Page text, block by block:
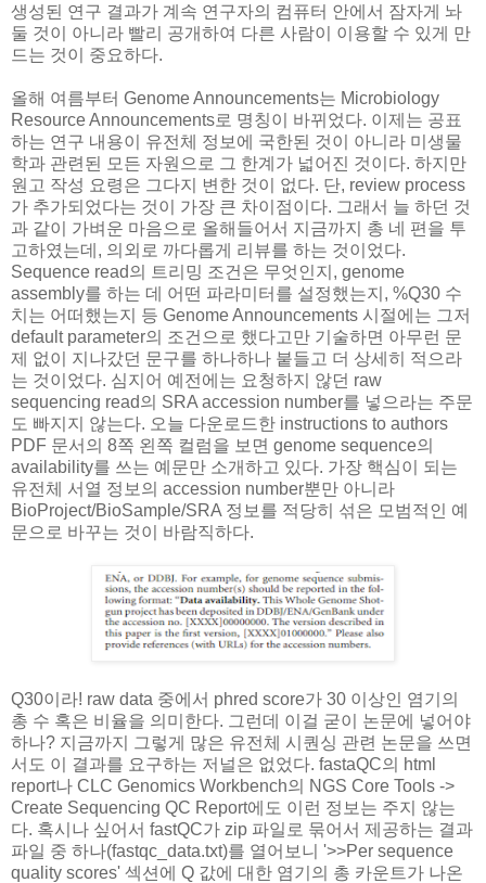
생성된 연구 결과가 계속 연구자의 컴퓨터 안에서 잠자게 놔
둘 것이 아니라 빨리 공개하여 다른 사람이 이용할 수 있게 만
드는 것이 중요하다.
올해 여름부터 Genome Announcements는 Microbiology
Resource Announcements로 명칭이 바뀌었다. 이제는 공표
하는 연구 내용이 유전체 정보에 국한된 것이 아니라 미생물
학과 관련된 모든 자원으로 그 한계가 넓어진 것이다. 하지만
원고 작성 요령은 그다지 변한 것이 없다. 단, review process
가 추가되었다는 것이 가장 큰 차이점이다. 그래서 늘 하던 것
과 같이 가벼운 마음으로 올해들어서 지금까지 총 네 편을 투
고하였는데, 의외로 까다롭게 리뷰를 하는 것이었다.
Sequence read의 트리밍 조건은 무엇인지, genome
assembly를 하는 데 어떤 파라미터를 설정했는지, %Q30 수
치는 어떠했는지 등 Genome Announcements 시절에는 그저
default parameter의 조건으로 했다고만 기술하면 아무런 문
제 없이 지나갔던 문구를 하나하나 붙들고 더 상세히 적으라
는 것이었다. 심지어 예전에는 요청하지 않던 raw
sequencing read의 SRA accession number를 넣으라는 주문
도 빠지지 않는다. 오늘 다운로드한 instructions to authors
PDF 문서의 8쪽 왼쪽 컬럼을 보면 genome sequence의
availability를 쓰는 예문만 소개하고 있다. 가장 핵심이 되는
유전체 서열 정보의 accession number뿐만 아니라
BioProject/BioSample/SRA 정보를 적당히 섞은 모범적인 예
문으로 바꾸는 것이 바람직하다.
Q30이라! raw data 중에서 phred score가 30 이상인 염기의
총 수 혹은 비율을 의미한다. 그런데 이걸 굳이 논문에 넣어야
하나? 지금까지 그렇게 많은 유전체 시퀀싱 관련 논문을 쓰면
서도 이 결과를 요구하는 저널은 없었다. fastaQC의 html
report나 CLC Genomics Workbench의 NGS Core Tools ->
Create Sequencing QC Report에도 이런 정보는 주지 않는
다. 혹시나 싶어서 fastQC가 zip 파일로 묶어서 제공하는 결과
파일 중 하나(fastqc_data.txt)를 열어보니 '>>Per sequence
quality scores' 섹션에 Q 값에 대한 염기의 총 카운트가 나온